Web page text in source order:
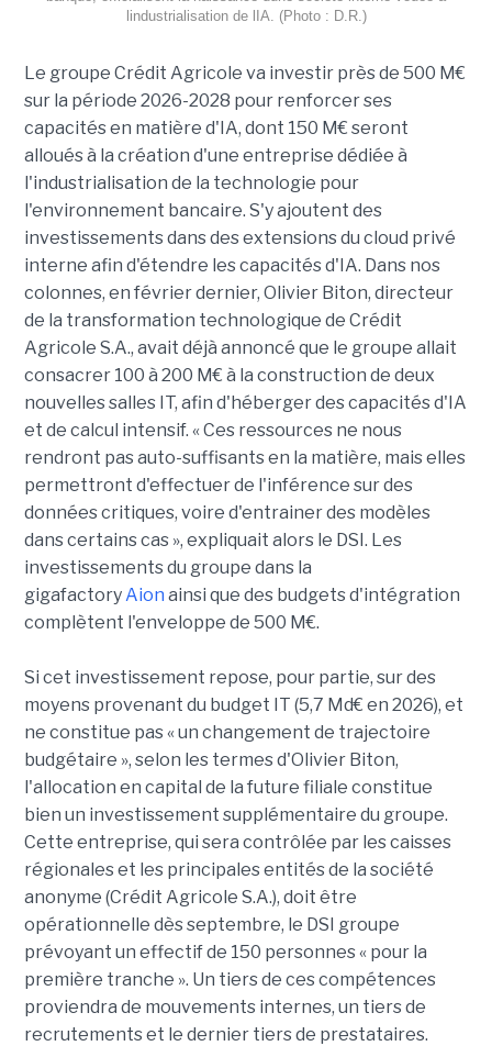
lindustrialisation de lIA. (Photo : D.R.)
Le groupe Crédit Agricole va investir près de 500 M€
sur la période 2026-2028 pour renforcer ses
capacités en matière d'IA, dont 150 M€ seront
alloués à la création d'une entreprise dédiée à
l'industrialisation de la technologie pour
l'environnement bancaire. S'y ajoutent des
investissements dans des extensions du cloud privé
interne afin d'étendre les capacités d'IA. Dans nos
colonnes, en février dernier, Olivier Biton, directeur
de la transformation technologique de Crédit
Agricole S.A., avait déjà annoncé que le groupe allait
consacrer 100 à 200 M€ à la construction de deux
nouvelles salles IT, afin d'héberger des capacités d'IA
et de calcul intensif. « Ces ressources ne nous
rendront pas auto-suffisants en la matière, mais elles
permettront d'effectuer de l'inférence sur des
données critiques, voire d'entrainer des modèles
dans certains cas », expliquait alors le DSI. Les
investissements du groupe dans la
gigafactoryAion ainsi que des budgets d'intégration
complètent l'enveloppe de 500 M€.
Si cet investissement repose, pour partie, sur des
moyens provenant du budget IT (5,7 Md€ en 2026), et
ne constitue pas « un changement de trajectoire
budgétaire », selon les termes d'Olivier Biton,
l'allocation en capital de la future filiale constitue
bien un investissement supplémentaire du groupe.
Cette entreprise, qui sera contrôlée par les caisses
régionales et les principales entités de la société
anonyme (Crédit Agricole S.A.), doit être
opérationnelle dès septembre, le DSI groupe
prévoyant un effectif de 150 personnes « pour la
première tranche ». Un tiers de ces compétences
proviendra de mouvements internes, un tiers de
recrutements et le dernier tiers de prestataires.